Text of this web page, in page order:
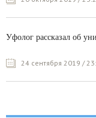
Уфолог рассказал об
24 сентября 2019 /